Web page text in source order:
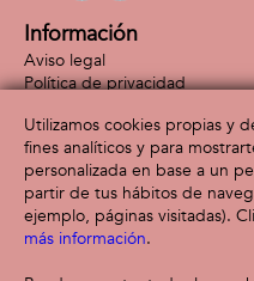
Información
Aviso legal
Política de privacidad
Formas de pago
Utilizamos cookies propias y
fines analíticos y para
personalizada en base a un
partir de tus hábitos de
ejemplo, páginas visitadas).
más información.